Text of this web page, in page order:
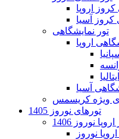
اروپا
آسیا
تور نمایشگاهی
اروپا
آسیا
ویژه کریسمس
تورهای نوروز 1405
نوروز 1406
نوروز